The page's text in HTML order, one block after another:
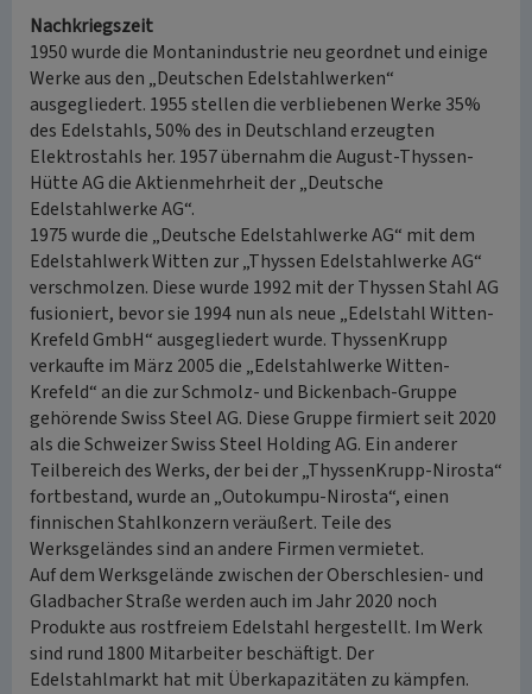
Nachkriegszeit
1950 wurde die Montanindustrie neu geordnet und einige
Werke aus den „Deutschen Edelstahlwerken“
ausgegliedert. 1955 stellen die verbliebenen Werke 35%
des Edelstahls, 50% des in Deutschland erzeugten
Elektrostahls her. 1957 übernahm die August-Thyssen-
Hütte AG die Aktienmehrheit der „Deutsche
Edelstahlwerke AG“.
1975 wurde die „Deutsche Edelstahlwerke AG“ mit dem
Edelstahlwerk Witten zur „Thyssen Edelstahlwerke AG“
verschmolzen. Diese wurde 1992 mit der Thyssen Stahl AG
fusioniert, bevor sie 1994 nun als neue „Edelstahl Witten-
Krefeld GmbH“ ausgegliedert wurde. ThyssenKrupp
verkaufte im März 2005 die „Edelstahlwerke Witten-
Krefeld“ an die zur Schmolz- und Bickenbach-Gruppe
gehörende Swiss Steel AG. Diese Gruppe firmiert seit 2020
als die Schweizer Swiss Steel Holding AG. Ein anderer
Teilbereich des Werks, der bei der „ThyssenKrupp-Nirosta“
fortbestand, wurde an „Outokumpu-Nirosta“, einen
finnischen Stahlkonzern veräußert. Teile des
Werksgeländes sind an andere Firmen vermietet.
Auf dem Werksgelände zwischen der Oberschlesien- und
Gladbacher Straße werden auch im Jahr 2020 noch
Produkte aus rostfreiem Edelstahl hergestellt. Im Werk
sind rund 1800 Mitarbeiter beschäftigt. Der
Edelstahlmarkt hat mit Überkapazitäten zu kämpfen.